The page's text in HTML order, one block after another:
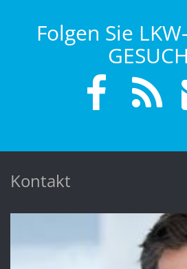
Folgen Sie
Kontakt